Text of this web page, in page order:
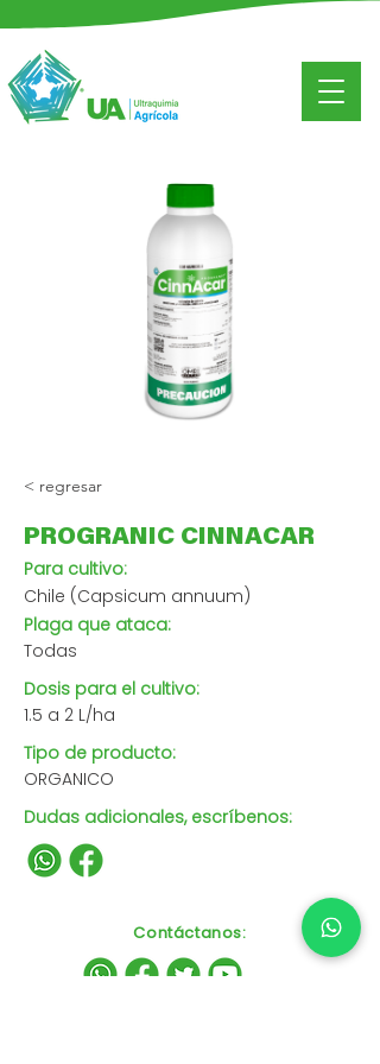
< regresar
PROGRANIC CINNACAR
Para cultivo:
Chile (Capsicum annuum)
Plaga que ataca:
Todas
Dosis para el cultivo:
1.5 a 2 L/ha
Tipo de producto:
ORGANICO
Dudas adicionales, escríbenos:
Contáctanos: